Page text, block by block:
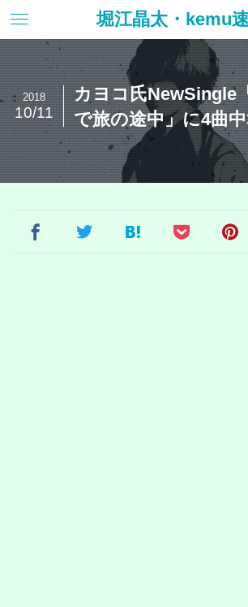
堀江晶太・kemu
カヨコ氏NewSingle
で旅の途中」に4曲
2018
10/11